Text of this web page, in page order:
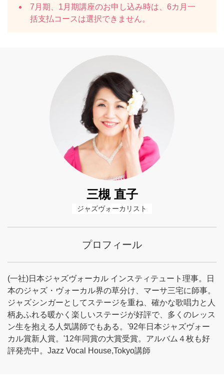
7月期、1月期講座のお申し込み時は、6カ月一
括支払コースは選択できません。
三槻 直子
ジャズヴォーカリスト
プロフィール
(一社)日本ジャズヴォーカル インスティテュート理事。日
本のジャズ・ヴォーカル界の草分け、マーサ三宅に師事。
ジャズシンガーとしてステージを重ね、確かな歌唱力と人
柄あふれる暖かく楽しいステージが好評で、多くのレッス
ン生を抱える人気講師でもある。'92年日本ジャズヴォー
カル賞新人賞。'12年同賞の大賞受賞。アルバム４枚も好
評発売中。Jazz Vocal House,Tokyo講師